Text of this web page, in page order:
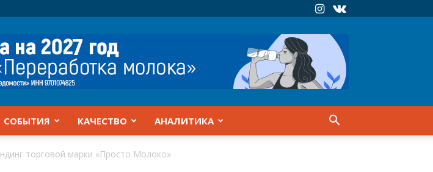
СОБЫТИЯ КАЧЕСТВО АНАЛИТИКА
торговой марки «Просто Молоко»